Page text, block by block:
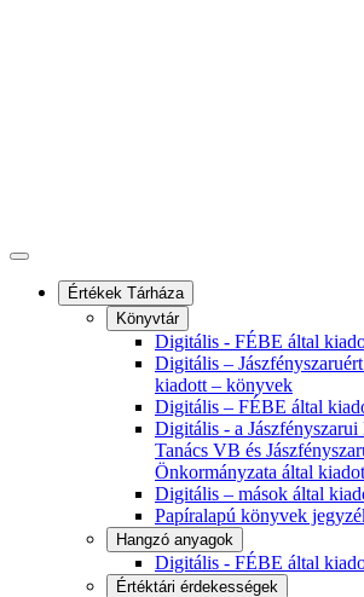
Értékek Tárháza
Könyvtár
Digitális - FÉBE által
Digitális –
kiadott – könyvek
Digitális – FÉBE által
Digitális - a
Tanács VB és
Önkormányzata által
Digitális – mások által
Papíralapú könyvek
Hangzó anyagok
Digitális - FÉBE által
Értéktári érdekességek